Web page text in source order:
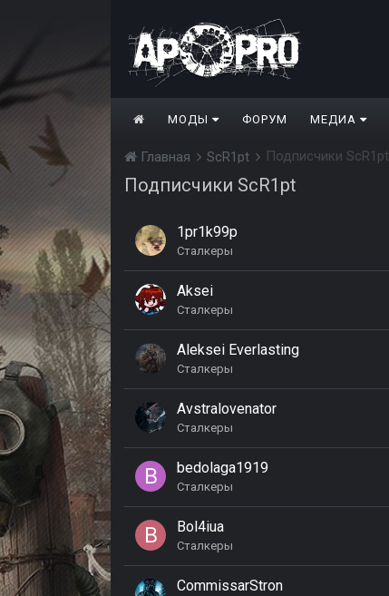
МОДЫ ФОРУМ МЕДИА
Главная ScR1pt Подписчики ScR1pt
Подписчики ScR1pt
1pr1k99p
Сталкеры
Aksei
Сталкеры
Aleksei Everlasting
Сталкеры
Avstralovenator
Сталкеры
bedolaga1919
Сталкеры
Bol4iua
Сталкеры
CommissarStron